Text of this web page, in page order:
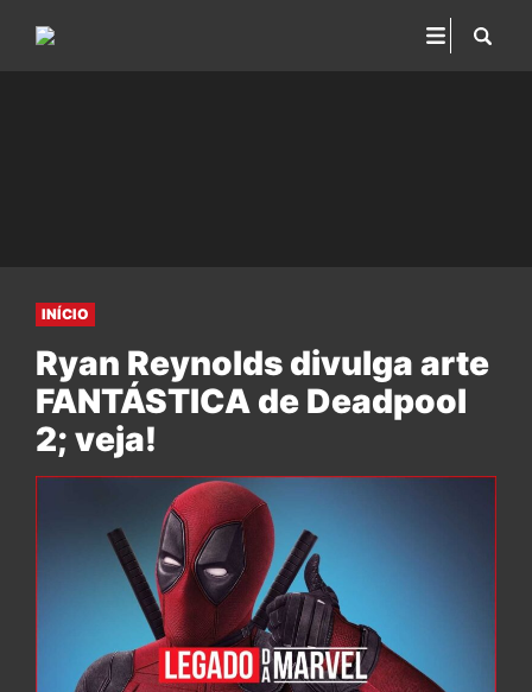
INÍCIO
Ryan Reynolds divulga arte
FANTÁSTICA de Deadpool
2; veja!